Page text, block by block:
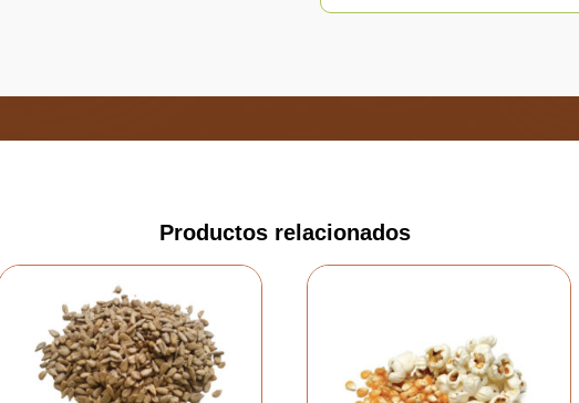
Productos relacionados